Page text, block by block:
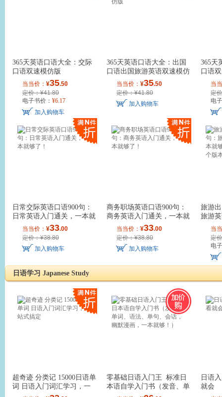
365天英语口语大全：交际
口语双速模仿版
当当价： ¥35.50
定价：¥41.80
电子书价： ¥6.17
加入购物车
365天英语口语大全：出国
口语出国旅游英语双速模仿
当当价： ¥35.50
定价：¥41.80
加入购物车
365天
口语
当
定
电
日常交际英语口语900句：
日常英语入门通关，一本就
够了！
当当价： ¥33.00
定价：¥38.80
加入购物车
商务职场英语口语900句：
商务英语入门通关，一本就
够了！
当当价： ¥33.00
定价：¥38.80
加入购物车
旅游
旅游
够了
当
定
电
日语学习 Japanese Study
超奇迹 分类记 15000日语单
词 日语入门词汇学习，一
站式搞定
零基础日语入门王 标准日
本语自学入门书（发音、单
词、语法、单
日语
就会